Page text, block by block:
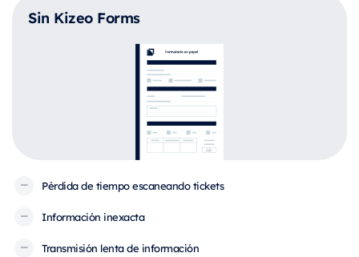
Sin Kizeo Forms
Pérdida de tiempo escaneando tickets
Información inexacta
Transmisión lenta de información